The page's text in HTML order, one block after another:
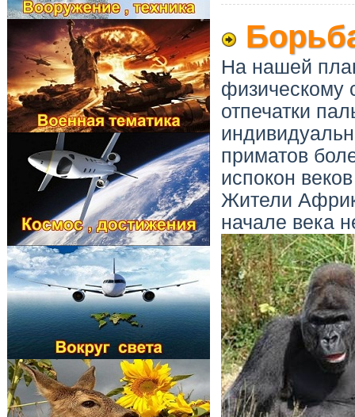
На нашей
физическому
отпечатки
приматов
испокон
Жители
начале века